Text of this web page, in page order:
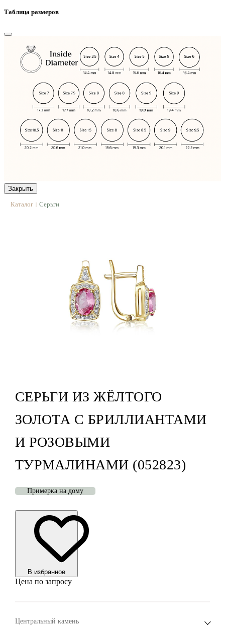
Таблица размеров
Закрыть
Каталог | Серьги
СЕРЬГИ ИЗ ЖЁЛТОГО
ЗОЛОТА С БРИЛЛИАНТАМИ
И РОЗОВЫМИ
ТУРМАЛИНАМИ (052823)
Примерка на дому
В избранноe
Цена по запросу
Центральный камень